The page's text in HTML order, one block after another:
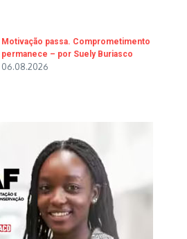
Motivação passa. Comprometimento
permanece – por Suely Buriasco
06.08.2026